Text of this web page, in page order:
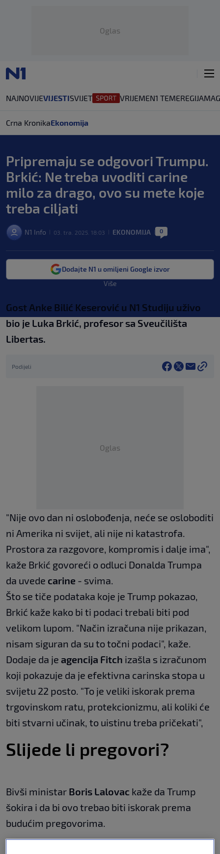
Oglas
NAJNOVIJEVIJESTISVIJET VRIJEMEN1 TEMEREGIJA
Crna KronikaEkonomija
Pripremaju se odgovori Trumpu.
Brkić: Ne treba uvoditi carine
milo za drago, ovo su mete koje
treba ciljati
N1 Info 03. tra. 2025. 18:03 EKONOMIJA 0
Dodajte N1 u omiljeni Google izvor
Više
Gost Anke Bilić Keserović u N1 Studiju uživo
bio je Luka Brkić, profesor sa Sveučilišta
Libertas.
Podijeli
Oglas
"Nije ovo dan ni oslobođenja, neće se osloboditi
ni Amerika ni svijet, ali nije ni katastrofa.
Prostora za razgovore, kompromis i dalje ima",
kaže Brkić govoreći o odluci Donalda Trumpa
da uvede carine - svima.
Što se tiče podataka koje je Trump pokazao,
Brkić kaže kako bi ti podaci trebali biti pod
velikom lupom. "Način izračuna nije prikazan,
nisam siguran da su to točni podaci", kaže.
Dodaje da je agencija Fitch izašla s izračunom
koji pokazuje da je efektivna carinska stopa u
svijetu 22 posto. "To je veliki iskorak prema
trgovinskom ratu, protekcionizmu, ali koliki će
biti stvarni učinak, to uistinu treba pričekati",
Slijede li pregovori?
Bivši ministar Boris Lalovac kaže da Trump
šokira i da bi ovo trebao biti iskorak prema
budućim pregovorima.